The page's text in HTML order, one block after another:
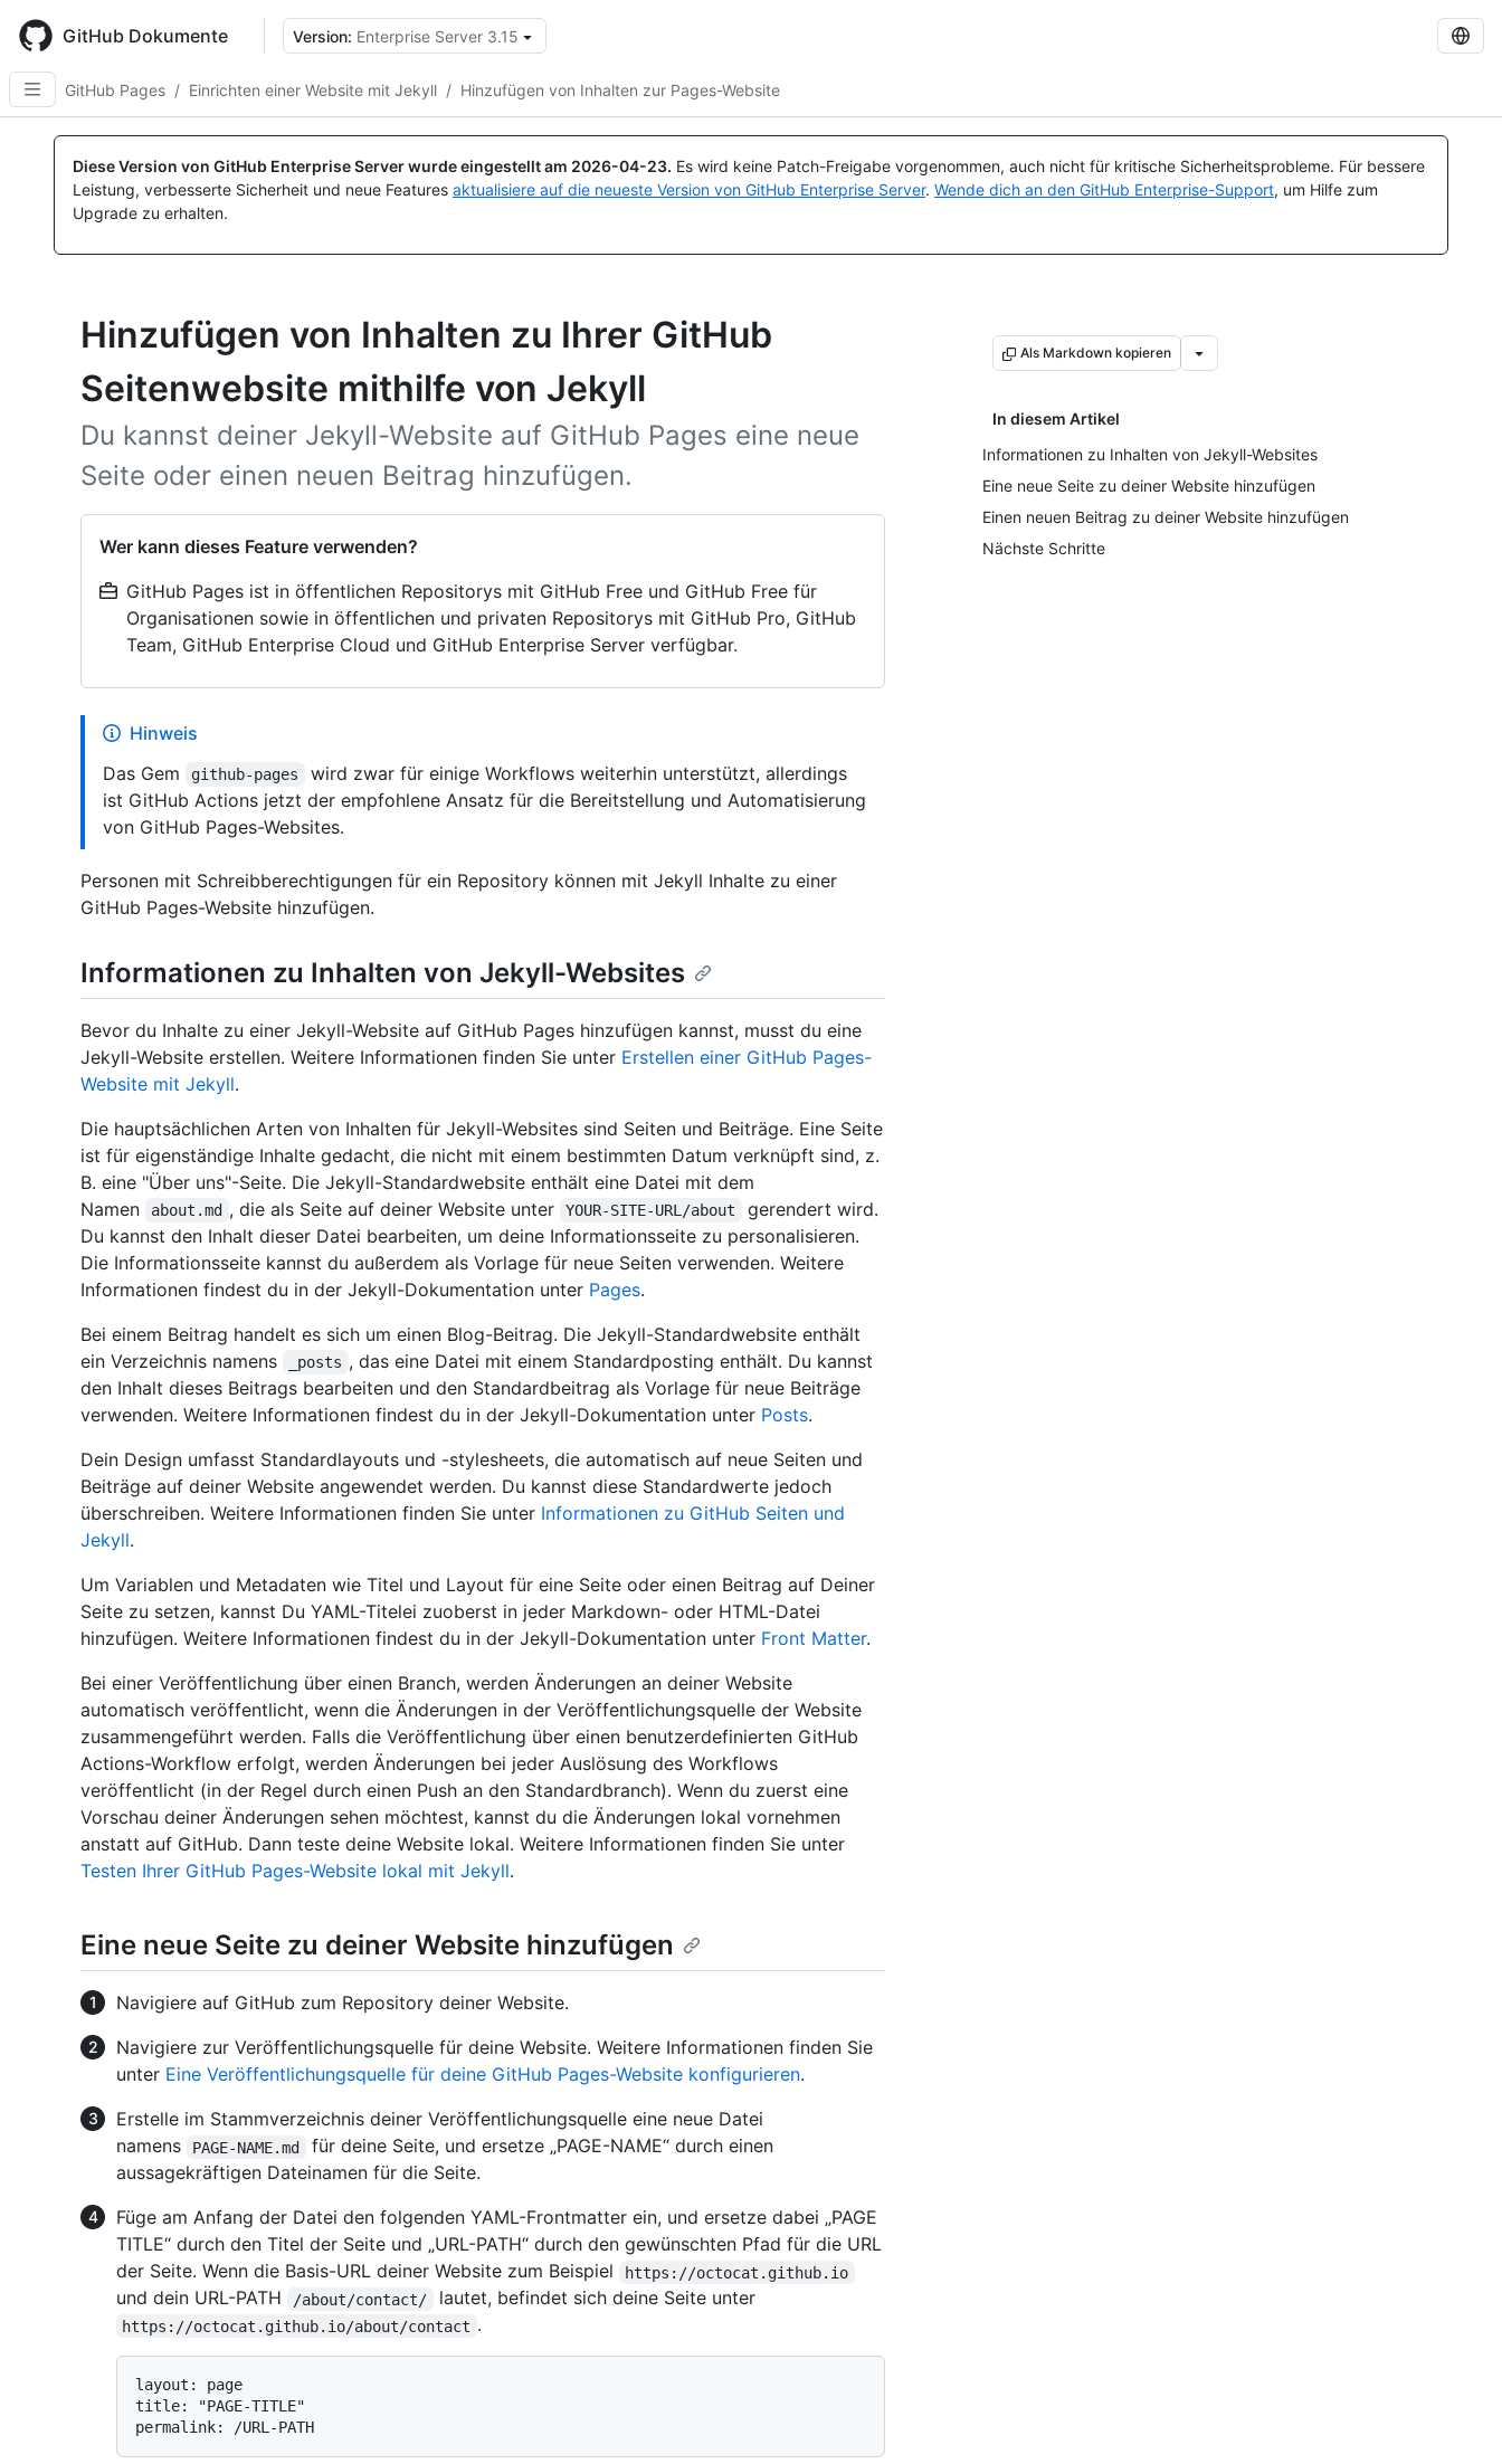
main
content
GitHub Dokumente Version: Enterprise Server 3.15
GitHub Pages / Einrichten einer Website mit Jekyll / Hinzufügen von Inhalten zur Pages-Website
Diese Version von GitHub Enterprise Server wurde eingestellt am 2026-04-23. Es wird keine Patch-Freigabe vorgenommen, auch nicht für kritische Sicherheitsprobleme. Für bessere
Leistung, verbesserte Sicherheit und neue Features aktualisiere auf die neueste Version von GitHub Enterprise Server. Wende dich an den GitHub Enterprise-Support, um Hilfe zum
Upgrade zu erhalten.
Hinzufügen von Inhalten zu Ihrer GitHub
Seitenwebsite mithilfe von Jekyll
Du kannst deiner Jekyll-Website auf GitHub Pages eine neue
Seite oder einen neuen Beitrag hinzufügen.
Wer kann dieses Feature verwenden?
GitHub Pages ist in öffentlichen Repositorys mit GitHub Free und GitHub Free für
Organisationen sowie in öffentlichen und privaten Repositorys mit GitHub Pro, GitHub
Team, GitHub Enterprise Cloud und GitHub Enterprise Server verfügbar.
Als Markdown kopieren
In diesem Artikel
Informationen zu Inhalten von Jekyll-Websites
Eine neue Seite zu deiner Website hinzufügen
Einen neuen Beitrag zu deiner Website hinzufügen
Nächste Schritte
Hinweis
Das Gem
github-pages
wird zwar für einige Workflows weiterhin unterstützt, allerdings
ist GitHub Actions jetzt der empfohlene Ansatz für die Bereitstellung und Automatisierung
von GitHub Pages-Websites.
Personen mit Schreibberechtigungen für ein Repository können mit Jekyll Inhalte zu einer
GitHub Pages-Website hinzufügen.
Informationen zu Inhalten von Jekyll-Websites
Bevor du Inhalte zu einer Jekyll-Website auf GitHub Pages hinzufügen kannst, musst du eine
Jekyll-Website erstellen. Weitere Informationen finden Sie unter Erstellen einer GitHub Pages-
Website mit Jekyll.
Die hauptsächlichen Arten von Inhalten für Jekyll-Websites sind Seiten und Beiträge. Eine Seite
ist für eigenständige Inhalte gedacht, die nicht mit einem bestimmten Datum verknüpft sind, z.
B. eine "Über uns"-Seite. Die Jekyll-Standardwebsite enthält eine Datei mit dem
Namen
about.md , die als Seite auf deiner Website unter YOUR-SITE-URL/about
gerendert wird.
Du kannst den Inhalt dieser Datei bearbeiten, um deine Informationsseite zu personalisieren.
Die Informationsseite kannst du außerdem als Vorlage für neue Seiten verwenden. Weitere
Informationen findest du in der Jekyll-Dokumentation unter Pages.
Bei einem Beitrag handelt es sich um einen Blog-Beitrag. Die Jekyll-Standardwebsite enthält
ein Verzeichnis namens
_posts , das eine Datei mit einem Standardposting enthält. Du kannst
den Inhalt dieses Beitrags bearbeiten und den Standardbeitrag als Vorlage für neue Beiträge
verwenden. Weitere Informationen findest du in der Jekyll-Dokumentation unter Posts.
Dein Design umfasst Standardlayouts und -stylesheets, die automatisch auf neue Seiten und
Beiträge auf deiner Website angewendet werden. Du kannst diese Standardwerte jedoch
überschreiben. Weitere Informationen finden Sie unter Informationen zu GitHub Seiten und
Jekyll.
Um Variablen und Metadaten wie Titel und Layout für eine Seite oder einen Beitrag auf Deiner
Seite zu setzen, kannst Du YAML-Titelei zuoberst in jeder Markdown- oder HTML-Datei
hinzufügen. Weitere Informationen findest du in der Jekyll-Dokumentation unter Front Matter.
Bei einer Veröffentlichung über einen Branch, werden Änderungen an deiner Website
automatisch veröffentlicht, wenn die Änderungen in der Veröffentlichungsquelle der Website
zusammengeführt werden. Falls die Veröffentlichung über einen benutzerdefinierten GitHub
Actions-Workflow erfolgt, werden Änderungen bei jeder Auslösung des Workflows
veröffentlicht (in der Regel durch einen Push an den Standardbranch). Wenn du zuerst eine
Vorschau deiner Änderungen sehen möchtest, kannst du die Änderungen lokal vornehmen
anstatt auf GitHub. Dann teste deine Website lokal. Weitere Informationen finden Sie unter
Testen Ihrer GitHub Pages-Website lokal mit Jekyll.
Eine neue Seite zu deiner Website hinzufügen
Navigiere auf GitHub zum Repository deiner Website.
Navigiere zur Veröffentlichungsquelle für deine Website. Weitere Informationen finden Sie
unter Eine Veröffentlichungsquelle für deine GitHub Pages-Website konfigurieren.
Erstelle im Stammverzeichnis deiner Veröffentlichungsquelle eine neue Datei
namens
PAGE-NAME.md
für deine Seite, und ersetze „PAGE-NAME“ durch einen
aussagekräftigen Dateinamen für die Seite.
Füge am Anfang der Datei den folgenden YAML-Frontmatter ein, und ersetze dabei „PAGE
TITLE“ durch den Titel der Seite und „URL-PATH“ durch den gewünschten Pfad für die URL
der Seite. Wenn die Basis-URL deiner Website zum Beispiel
https://octocat.github.io
und dein URL-PATH /about/contact/ lautet, befindet sich deine Seite unter
https://octocat.github.io/about/contact .
layout: page
title: "PAGE-TITLE"